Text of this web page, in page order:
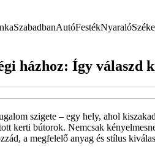
SzabadbanAutóFestékNyaraló
házhoz: Így válaszd
szigete – egy hely, ahol
kerti bútorok. Nemcsak
a megfelelő anyag és stílus